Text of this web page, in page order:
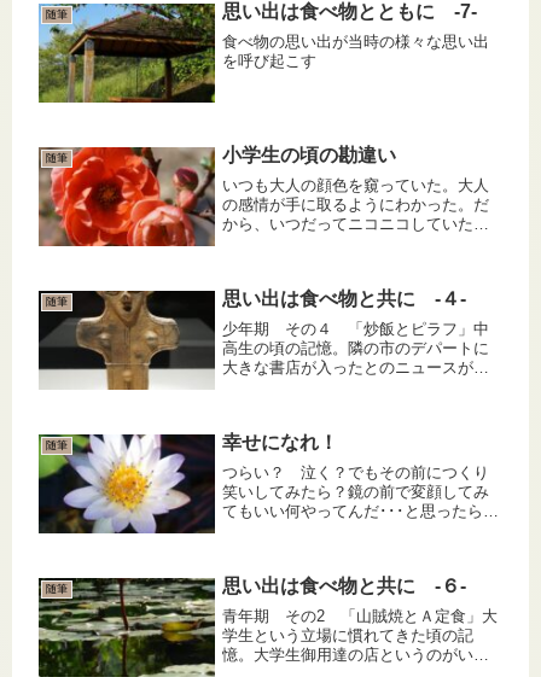
前中は墓参りをし昼からは宴会だ。...
随筆 思い出は食べ物とともに -7-
食べ物の思い出が当時の様々な思い出
を呼び起こす
随筆 小学生の頃の勘違い
いつも大人の顔色を窺っていた。大人
の感情が手に取るようにわかった。だ
から、いつだってニコニコしていた。
なのに、自分が怒られると面白かっ
た。...
随筆 思い出は食べ物と共に -４-
少年期 その４ 「炒飯とピラフ」中
高生の頃の記憶。隣の市のデパートに
大きな書店が入ったとのニュースがあ
されたことよりはるかにビッグニュー
ス...
随筆 幸せになれ！
つらい？ 泣く？でもその前につくり
笑いしてみたら？鏡の前で変顔してみ
てもいい何やってんだ･･･と思ったらし
その時は全力で泣けばいい泣いて泣...
随筆 思い出は食べ物と共に -６-
青年期 その2 「山賊焼とＡ定食」大
学生という立場に慣れてきた頃の記
憶。大学生御用達の店というのがいく